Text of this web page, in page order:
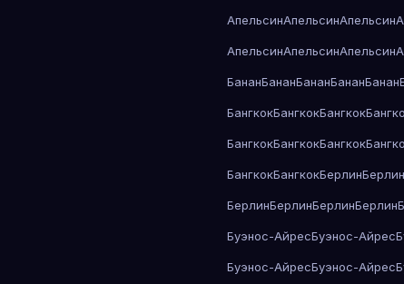
АпельсинАпельсинАпельсин
АпельсинАпельсинАпельсин
БананБананБананБананБанан
БангкокБангкокБангкок
БангкокБангкокБангкок
БангкокБангкокБерлинБерлин
БерлинБерлинБерлинБерлин
Буэнос-АйресБуэнос-Айрес
Буэнос-АйресБуэнос-Айрес